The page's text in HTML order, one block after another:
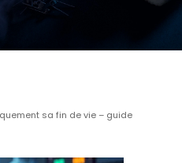
sa fin de vie – guide